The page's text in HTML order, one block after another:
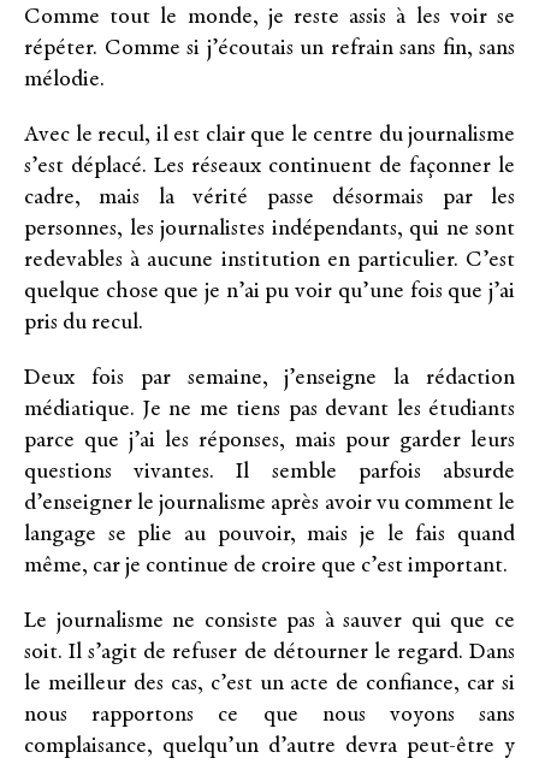
Comme tout le monde, je reste assis à les voir se
répéter. Comme si j’écoutais un refrain sans fin, sans
mélodie.
Avec le recul, il est clair que le centre du journalisme
s’est déplacé. Les réseaux continuent de façonner le
cadre, mais la vérité passe désormais par les
personnes, les journalistes indépendants, qui ne sont
redevables à aucune institution en particulier. C’est
quelque chose que je n’ai pu voir qu’une fois que j’ai
pris du recul.
Deux fois par semaine, j’enseigne la rédaction
médiatique. Je ne me tiens pas devant les étudiants
parce que j’ai les réponses, mais pour garder leurs
questions vivantes. Il semble parfois absurde
d’enseigner le journalisme après avoir vu comment le
langage se plie au pouvoir, mais je le fais quand
même, car je continue de croire que c’est important.
Le journalisme ne consiste pas à sauver qui que ce
soit. Il s’agit de refuser de détourner le regard. Dans
le meilleur des cas, c’est un acte de confiance, car si
nous rapportons ce que nous voyons sans
complaisance, quelqu’un d’autre devra peut-être y